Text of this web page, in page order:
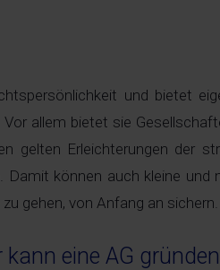
und bietet
allem bietet sie
gelten Erleichterungen der
Damit können auch kleine
gehen, von Anfang an sichern.
kann eine AG